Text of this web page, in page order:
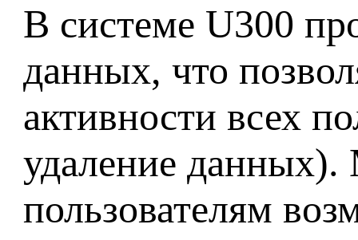
В системе U300
данных, что
активности всех
удаление данных).
пользователям